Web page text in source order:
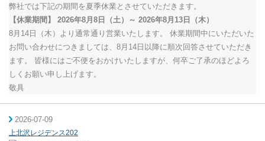
弊社では下記の期間を夏季休業とさせていただきます。
【休業期間】
2026年8月8日（土）～ 2026年8月13日（木）
8月14日（木）より通常通り営業いたします。 休業期間中にいただいた
お問い合わせにつきましては、8月14日以降に順次回答させていただき
ます。 皆様にはご不便をおかけいたしますが、何卒ご了承のほどよろ
しくお願い申し上げます。
敬具
2026-07-09
上北沢レジデンス202